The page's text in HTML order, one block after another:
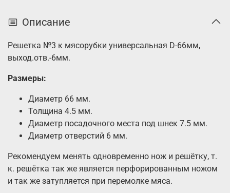
Описание
Решетка №3 к мясорубки универсальная D-66мм,
выход.отв.-6мм.
Размеры:
Диаметр 66 мм.
Толщина 4.5 мм.
Диаметр посадочного места под шнек 7.5 мм.
Диаметр отверстий 6 мм.
Рекомендуем менять одновременно нож и решётку, т.
к. решётка так же является перфорированным ножом
и так же затупляется при перемолке мяса.